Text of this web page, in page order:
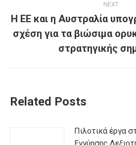
NEXT
Next
post:
Η ΕΕ και η Αυστραλία
σχέση για τα βιώσιμα
στρατηγικής
Related Posts
Πιλοτικά έργα